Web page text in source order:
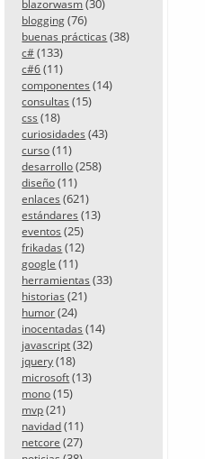
blazorwasm (30)
blogging (76)
buenas prácticas (38)
c# (133)
c#6 (11)
componentes (14)
consultas (15)
css (18)
curiosidades (43)
curso (11)
desarrollo (258)
diseño (11)
enlaces (621)
estándares (13)
eventos (25)
frikadas (12)
google (11)
herramientas (33)
historias (21)
humor (24)
inocentadas (14)
javascript (32)
jquery (18)
microsoft (13)
mono (15)
mvp (21)
navidad (11)
netcore (27)